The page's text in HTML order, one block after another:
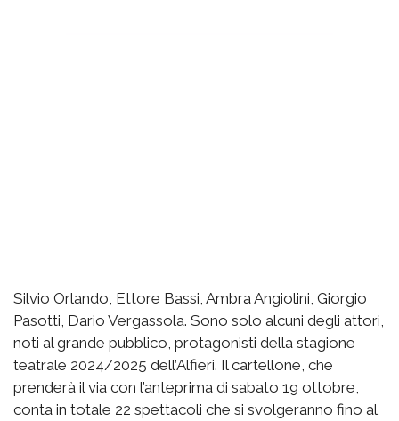
Silvio Orlando, Ettore Bassi, Ambra Angiolini, Giorgio
Pasotti, Dario Vergassola. Sono solo alcuni degli attori,
noti al grande pubblico, protagonisti della stagione
teatrale 2024/2025 dell’Alfieri. Il cartellone, che
prenderà il via con l’anteprima di sabato 19 ottobre,
conta in totale 22 spettacoli che si svolgeranno fino al